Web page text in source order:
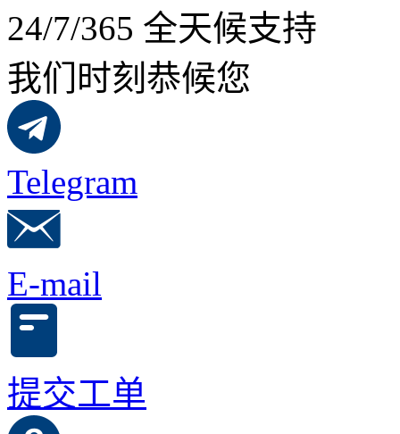
24/7/365 全天候支持
我们时刻恭候您
Telegram
E-mail
提交工单